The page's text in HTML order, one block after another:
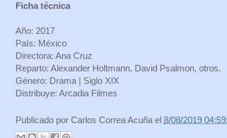
Ficha técnica
Año: 2017
País: México
Directora: Ana Cruz
Reparto: Alexander Holtmann, David Psalmon, otros.
Género: Drama | Siglo XIX
Distribuye: Arcadia Filmes
Publicado por Carlos Correa Acuña el 8/08/2019